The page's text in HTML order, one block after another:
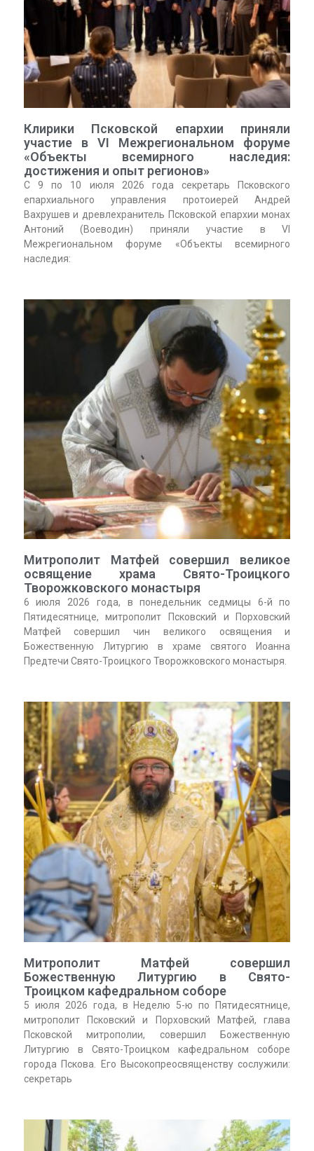
Клирики Псковской епархии приняли
участие в VI Межрегиональном форуме
«Объекты всемирного наследия:
достижения и опыт регионов»
С 9 по 10 июля 2026 года секретарь Псковского
епархиального управления протоиерей Андрей
Вахрушев и древлехранитель Псковской епархии монах
Антоний (Воеводин) приняли участие в VI
Межрегиональном форуме «Объекты всемирного
наследия:
Митрополит Матфей совершил великое
освящение храма Свято-Троицкого
Творожковского монастыря
6 июля 2026 года, в понедельник седмицы 6-й по
Пятидесятнице, митрополит Псковский и Порховский
Матфей совершил чин великого освящения и
Божественную Литургию в храме святого Иоанна
Предтечи Свято-Троицкого Творожковского монастыря.
Митрополит Матфей совершил
Божественную Литургию в Свято-
Троицком кафедральном соборе
5 июля 2026 года, в Неделю 5-ю по Пятидесятнице,
митрополит Псковский и Порховский Матфей, глава
Псковской митрополии, совершил Божественную
Литургию в Свято-Троицком кафедральном соборе
города Пскова. Его Высокопреосвященству сослужили:
секретарь